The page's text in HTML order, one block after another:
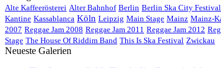
Alte Kaffeerösterei Alter Bahnhof Berlin Berlin Ska City Festival
Kantine Kassablanca Köln Leipzig Main Stage Mainz Mainz-
2007 Reggae Jam 2008 Reggae Jam 2011 Reggae Jam 2012
Stage The House Of Riddim Band This Is Ska Festival Zwickau
Neueste Galerien